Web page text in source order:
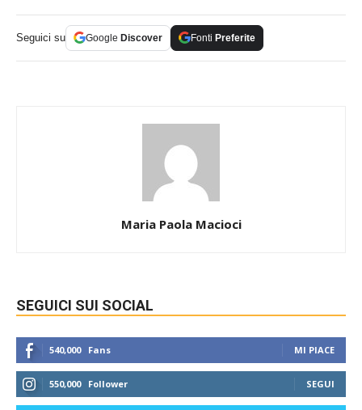
Seguici su Google Discover Fonti Preferite
Maria Paola Macioci
SEGUICI SUI SOCIAL
540,000 Fans MI PIACE
550,000 Follower SEGUI